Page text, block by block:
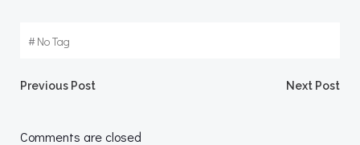
#No Tag
Post
Previous Post Next Post
Comments are closed